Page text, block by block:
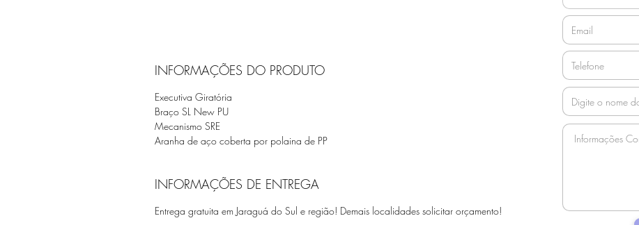
INFORMAÇÕES DO PRODUTO
Executiva Giratória
Braço SL New PU
Mecanismo SRE
Aranha de aço coberta por polaina de PP
INFORMAÇÕES DE ENTREGA
Entrega gratuita em Jaraguá do Sul e região! Demais localidades solicitar orçamento!